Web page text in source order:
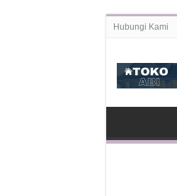
Hubungi Kami